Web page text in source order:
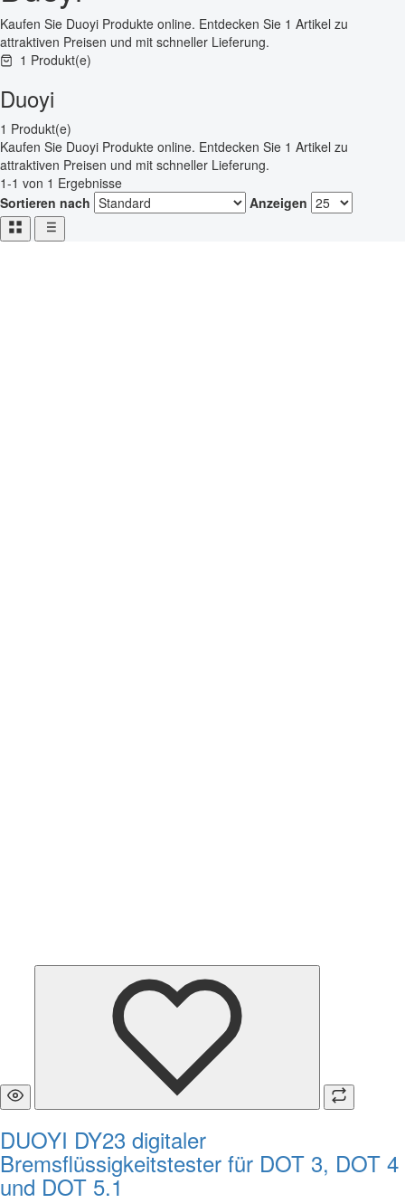
Kaufen Sie Duoyi Produkte online. Entdecken Sie 1 Artikel zu
attraktiven Preisen und mit schneller Lieferung.
1 Produkt(e)
Duoyi
1 Produkt(e)
Kaufen Sie Duoyi Produkte online. Entdecken Sie 1 Artikel zu
attraktiven Preisen und mit schneller Lieferung.
1-1 von 1 Ergebnisse
Sortieren nach
Anzeigen
DUOYI DY23 digitaler
Bremsflüssigkeitstester für DOT 3, DOT 4
und DOT 5.1